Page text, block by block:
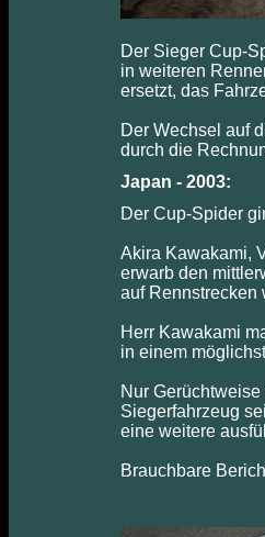
Der Sieger Cup-
in weiteren
ersetzt, das
Der Wechsel auf
durch die
Japan - 2003:
Der Cup-Spider
Akira Kawakami,
erwarb den
auf Rennstrecken
Herr Kawakami
in einem
Nur
Siegerfahrzeug
eine weitere
Brauchbare